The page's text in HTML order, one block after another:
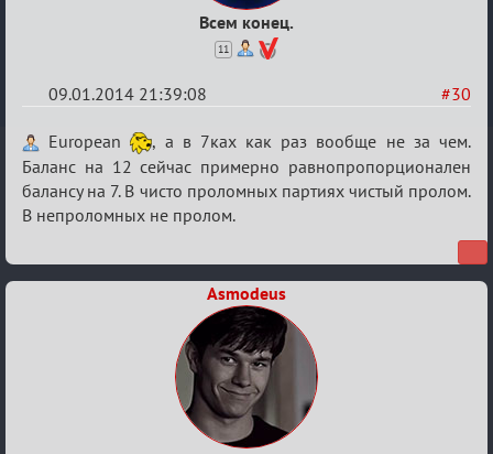
Всем конец.
11
#30
09.01.2014 21:39:08
Re:
VIP-
клуб,
сумрак,
партии
на
European
, а в 7ках как раз вообще не за чем.
Баланс на 12 сейчас примерно равнопропорционален
балансу на 7. В чисто проломных партиях чистый пролом.
В непроломных не пролом.
Asmodeus